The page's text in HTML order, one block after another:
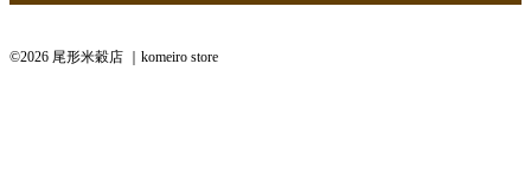
©2026 尾形米穀店 ｜komeiro store